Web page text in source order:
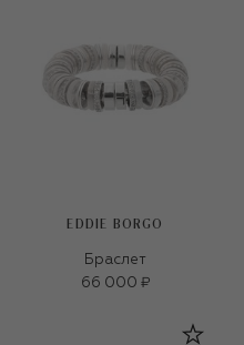
EDDIE BORGO
Браслет
66 000 ₽